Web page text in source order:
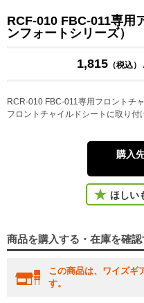
RCF-010 FBC-011専用
ンフォートシリーズ）
1,815（税込）
RCR-010 FBC-011専用フロントチ
フロントチャイルドシートに取り付
購入
ほしい
商品を購入する・在庫を確認
この商品は、ワイズギ
す。